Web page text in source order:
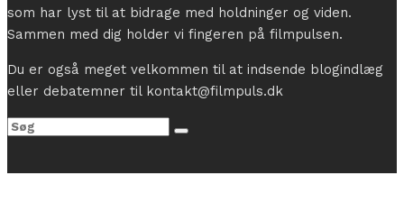
som har lyst til at bidrage med holdninger og viden.
Sammen med dig holder vi fingeren på filmpulsen.
Du er også meget velkommen til at indsende blogindlæg
eller debatemner til kontakt@filmpuls.dk